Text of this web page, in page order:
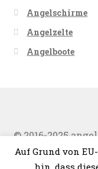
Angelschirme
Angelzelte
Angelboote
© 2016-2025
Auf Grund von
hin, dass